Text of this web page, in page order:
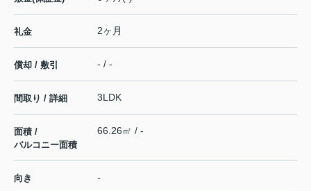
礼金 2ヶ月
償却 / 敷引 - / -
間取り / 詳細 3LDK
面積 /
バルコニー面積
66.26㎡ / -
向き -